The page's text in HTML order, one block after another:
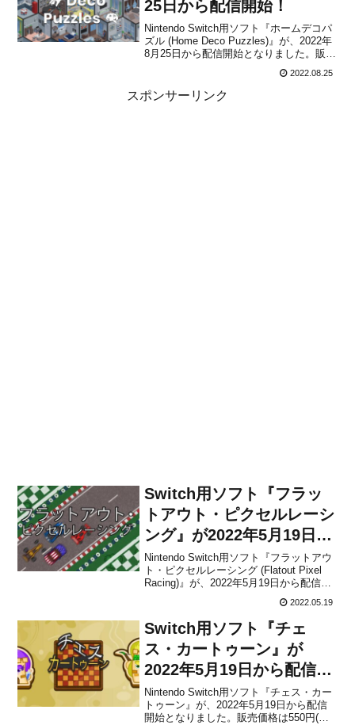
25日から配信開始！
Nintendo Switch用ソフト『ホームデコパ
ズル (Home Deco Puzzles)』が、2022年
8月25日から配信開始となりました。販売
が、2022年8月31日 23時59分までは割引
価格の719円(税込)で購入することがで...
2022.08.25
スポンサーリンク
Switch用ソフト『フラッ
トアウト・ピクセルレーシ
ング』が2022年5月19日か
ら配信開始！
Nintendo Switch用ソフト『フラットアウ
ト・ピクセルレーシング (Flatout Pixel
Racing)』が、2022年5月19日から配信開
に設定されています。海外プレイ動画本
作は、ピクセルアートスタイルのグラフ
ィックを特...
2022.05.19
Switch用ソフト『チェ
ス・カートゥーン』が
2022年5月19日から配信開
始！
Nintendo Switch用ソフト『チェス・カー
トゥーン』が、2022年5月19日から配信
開始となりました。販売価格は550円(税